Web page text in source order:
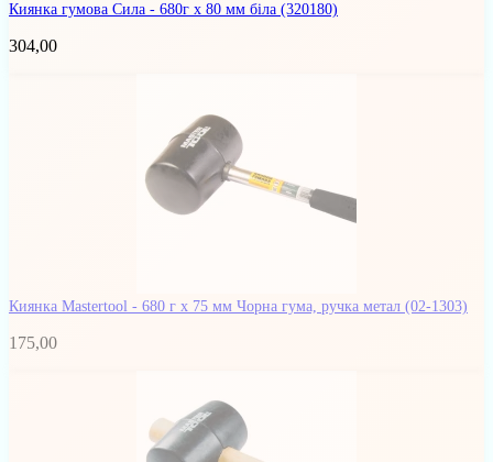
Киянка гумова Сила - 680г x 80 мм біла (320180)
304,00
Киянка Mastertool - 680 г х 75 мм Чорна гума, ручка метал (02-1303)
175,00